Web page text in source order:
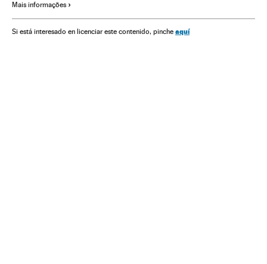
Mais informações
Si está interesado en licenciar este contenido, pinche aquí